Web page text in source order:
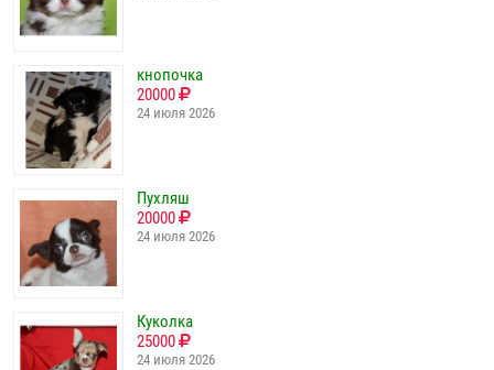
кнопочка
20000
24 июля 2026
Пухляш
20000
24 июля 2026
Куколка
25000
24 июля 2026